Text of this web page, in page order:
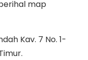
map
Kav. 7 No. 1-